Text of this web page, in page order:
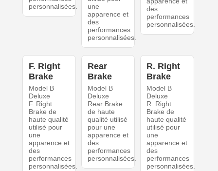
personnalisées.
une
apparence et
des
performances
personnalisées.
des
performances
personnalisées.
F. Right
Brake
Model B
Deluxe
F. Right
Brake de
haute qualité
utilisé pour
une
apparence et
des
performances
personnalisées.
Rear
Brake
Model B
Deluxe
Rear Brake
de haute
qualité utilisé
pour une
apparence et
des
performances
personnalisées.
R. Right
Brake
Model B
Deluxe
R. Right
Brake de
haute qualité
utilisé pour
une
apparence et
des
performances
personnalisées.